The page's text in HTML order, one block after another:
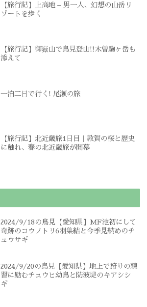
【旅行記】上高地 – 男一人、幻想の山岳リ
ゾートを歩く
【旅行記】御嶽山で鳥見登山!!木曽駒ヶ岳も
添えて
一泊二日で行く! 尾瀬の旅
【旅行記】北近畿旅1日目｜敦賀の桜と歴史
に触れ、春の北近畿旅が開幕
2024/9/18の鳥見【愛知県】MF池初にして
奇跡のコウノトリ6羽集結と今季見納めのチ
ュウサギ
2024/9/20の鳥見【愛知県】地上で狩りの練
習に励むチュウヒ幼鳥と防波堤のキアシシ
ギ